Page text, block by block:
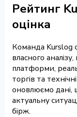
Рейтинг
оцінка
Команда Kurslog
власного
платформи,
торгів та
оновлюємо дані,
актуальну
бірж.